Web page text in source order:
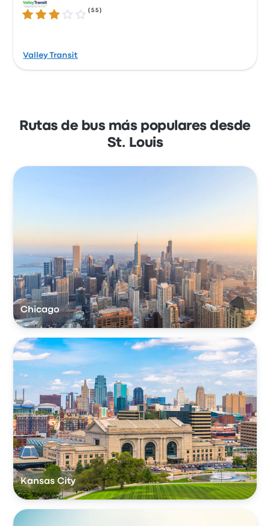
3.2 de 5 estrellas
(55 )
Valley Transit
Rutas de bus más populares desde
St. Louis
Chicago
Kansas City